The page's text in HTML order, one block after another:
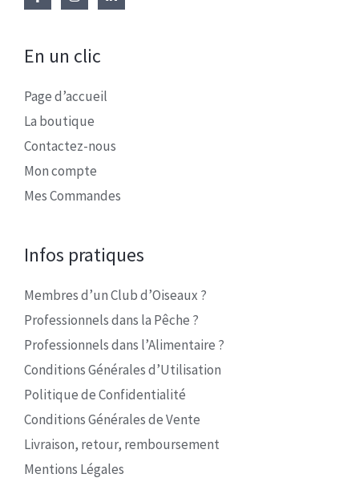
En un clic
Page d’accueil
La boutique
Contactez-nous
Mon compte
Mes Commandes
Infos pratiques
Membres d’un Club d’Oiseaux ?
Professionnels dans la Pêche ?
Professionnels dans l’Alimentaire ?
Conditions Générales d’Utilisation
Politique de Confidentialité
Conditions Générales de Vente
Livraison, retour, remboursement
Mentions Légales